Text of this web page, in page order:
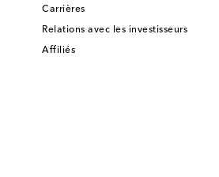
Carrières
Relations avec les investisseurs
Affiliés